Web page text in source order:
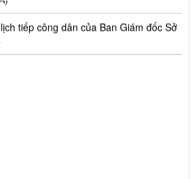
tiếp công dân của Ban Giám đốc Sở